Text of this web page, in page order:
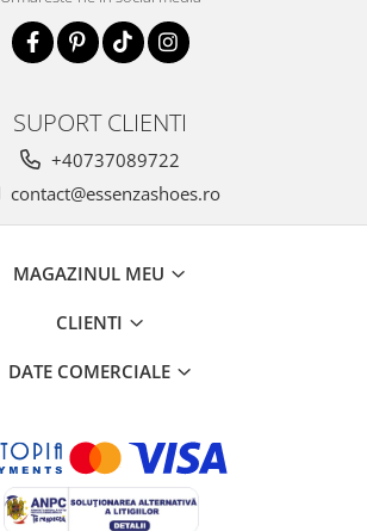
SUPORT CLIENTI
+40737089722
contact@essenzashoes.ro
MAGAZINUL MEU
CLIENTI
DATE COMERCIALE